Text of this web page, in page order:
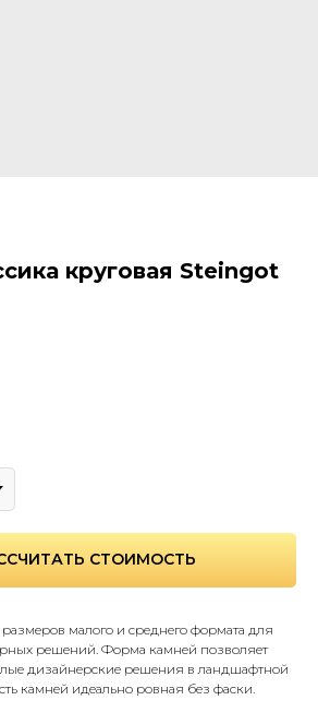
круговая Steingot
СТОИМОСТЬ
малого и среднего формата для
решений. Форма камней позволяет
дизайнерские решения в ландшафтной
камней идеально ровная без фаски.